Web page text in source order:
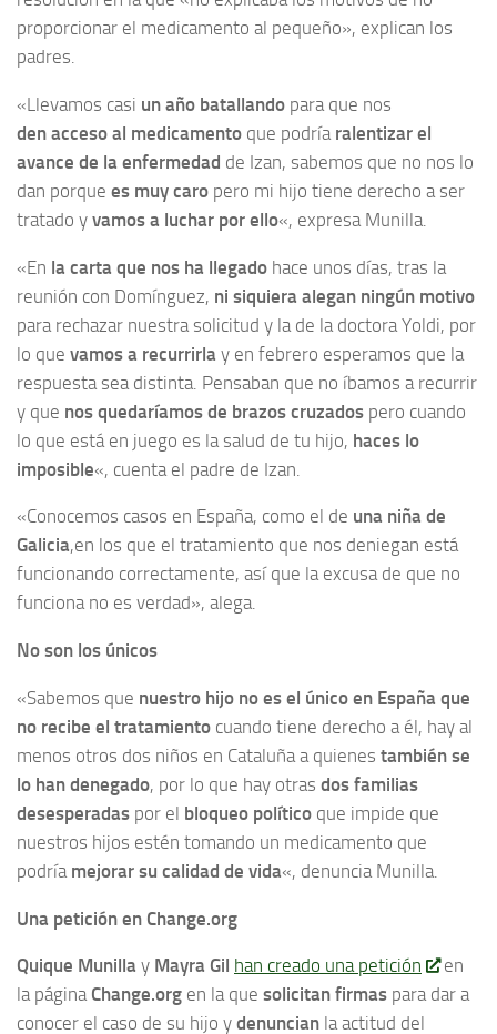
proporcionar el medicamento al pequeño», explican los
padres.
«Llevamos casi un año batallando para que nos
den acceso al medicamento que podríaralentizar el
avance de la enfermedad de Izan, sabemos que no nos lo
dan porque es muy caro pero mi hijo tiene derecho a ser
tratado y vamos a luchar por ello«, expresa Munilla.
«En la carta que nos ha llegado hace unos días, tras la
reunión con Domínguez, ni siquiera alegan ningún motivo
para rechazar nuestra solicitud y la de la doctora Yoldi, por
lo que vamos a recurrirla y en febrero esperamos que la
respuesta sea distinta. Pensaban que no íbamos a recurrir
y que nos quedaríamos de brazos cruzados pero cuando
lo que está en juego es la salud de tu hijo, haces lo
imposible«, cuenta el padre de Izan.
«Conocemos casos en España, como el de una niña de
Galicia,en los que el tratamiento que nos deniegan está
funcionando correctamente, así que la excusa de que no
funciona no es verdad», alega.
No son los únicos
«Sabemos que nuestro hijo no es el único en España que
no recibe el tratamiento cuando tiene derecho a él, hay al
menos otros dos niños en Cataluña a quienes también se
lo han denegado, por lo que hay otras dos familias
desesperadas por el bloqueo político que impide que
nuestros hijos estén tomando un medicamento que
podría mejorar su calidad de vida«, denuncia Munilla.
Una petición en Change.org
Quique Munilla y Mayra Gil han creado una petición
en
la página Change.org en la que solicitan firmas para dar a
conocer el caso de su hijo y denuncian la actitud del